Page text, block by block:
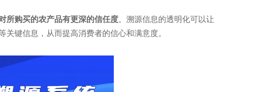
所购买的农产品有更深的信任度。溯源信息的透明化可以让
键信息，从而提高消费者的信心和满意度。